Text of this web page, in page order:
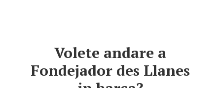
Volete andare a
Fondejador des Llanes